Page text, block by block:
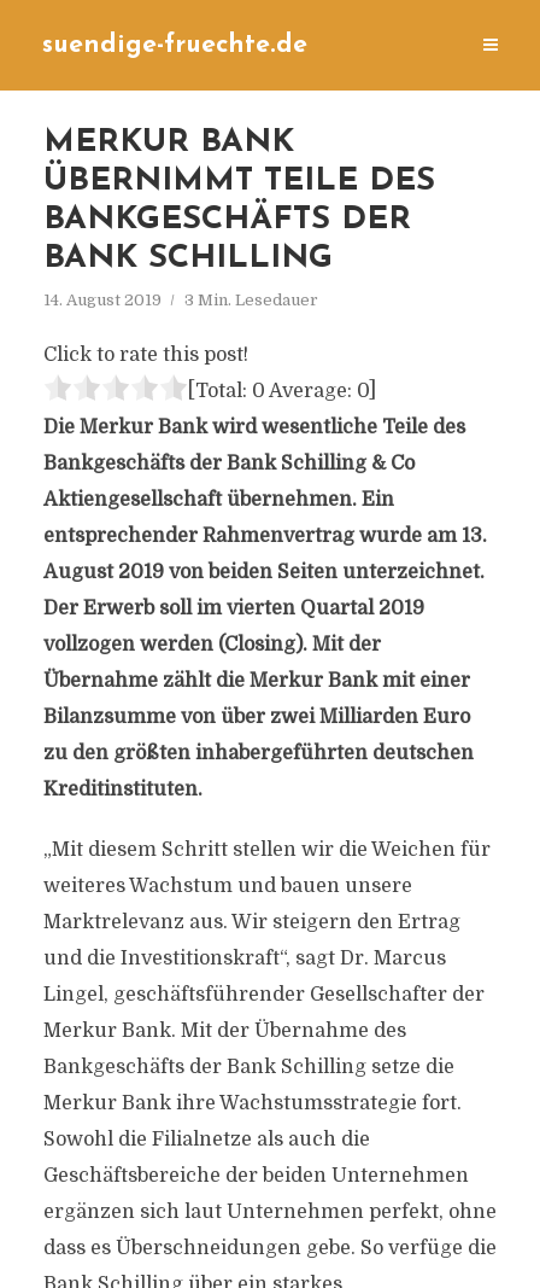
suendige-fruechte.de
MERKUR BANK
ÜBERNIMMT TEILE DES
BANKGESCHÄFTS DER
BANK SCHILLING
14. August 2019 3 Min. Lesedauer
Click to rate this post!
[Total: 0 Average: 0]
Die Merkur Bank wird wesentliche Teile des
Bankgeschäfts der Bank Schilling & Co
Aktiengesellschaft übernehmen. Ein
entsprechender Rahmenvertrag wurde am 13.
August 2019 von beiden Seiten unterzeichnet.
Der Erwerb soll im vierten Quartal 2019
vollzogen werden (Closing). Mit der
Übernahme zählt die Merkur Bank mit einer
Bilanzsumme von über zwei Milliarden Euro
zu den größten inhabergeführten deutschen
Kreditinstituten.
„Mit diesem Schritt stellen wir die Weichen für
weiteres Wachstum und bauen unsere
Marktrelevanz aus. Wir steigern den Ertrag
und die Investitionskraft“, sagt Dr. Marcus
Lingel, geschäftsführender Gesellschafter der
Merkur Bank. Mit der Übernahme des
Bankgeschäfts der Bank Schilling setze die
Merkur Bank ihre Wachstumsstrategie fort.
Sowohl die Filialnetze als auch die
Geschäftsbereiche der beiden Unternehmen
ergänzen sich laut Unternehmen perfekt, ohne
dass es Überschneidungen gebe. So verfüge die